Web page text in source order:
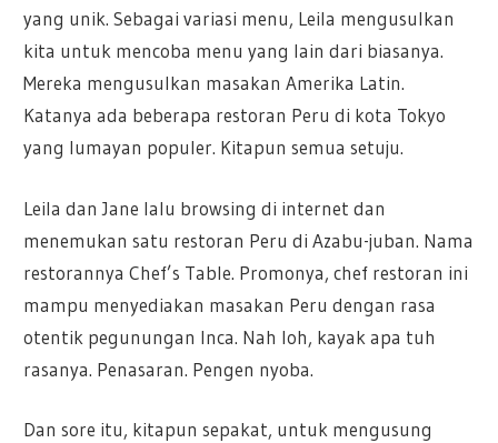
yang unik. Sebagai variasi menu, Leila mengusulkan
kita untuk mencoba menu yang lain dari biasanya.
Mereka mengusulkan masakan Amerika Latin.
Katanya ada beberapa restoran Peru di kota Tokyo
yang lumayan populer. Kitapun semua setuju.
Leila dan Jane lalu browsing di internet dan
menemukan satu restoran Peru di Azabu-juban. Nama
restorannya Chef’s Table. Promonya, chef restoran ini
mampu menyediakan masakan Peru dengan rasa
otentik pegunungan Inca. Nah loh, kayak apa tuh
rasanya. Penasaran. Pengen nyoba.
Dan sore itu, kitapun sepakat, untuk mengusung